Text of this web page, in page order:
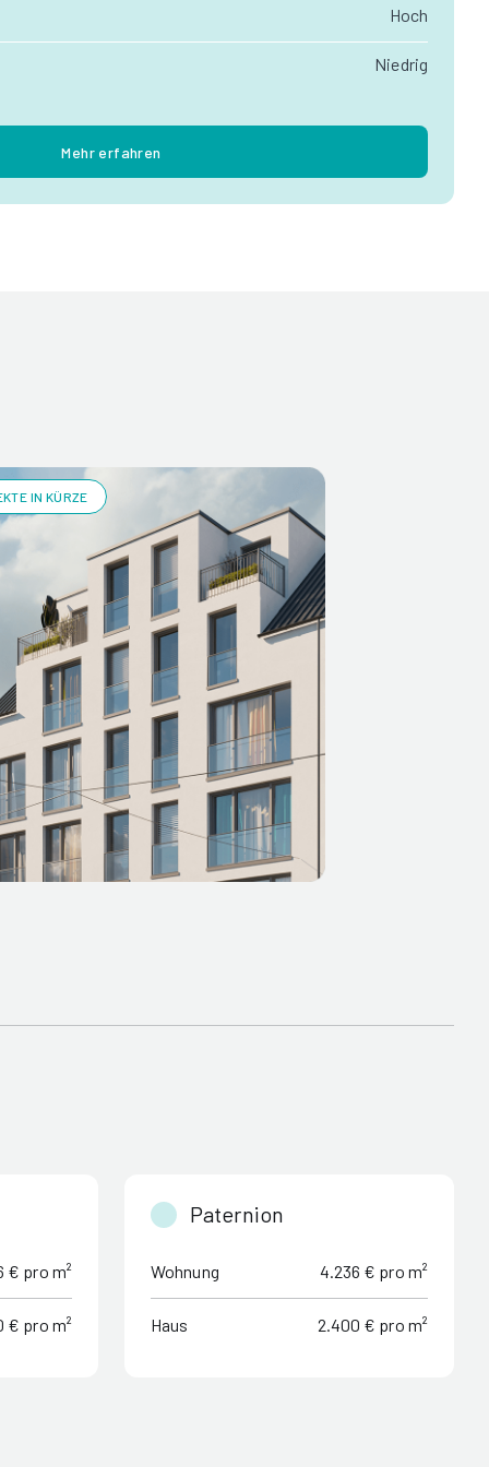
Hoch
Niedrig
Mehr erfahren
IN KÜRZE
€ pro m²
€ pro m²
Paternion
Wohnung 4.236 € pro m²
Haus 2.400 € pro m²